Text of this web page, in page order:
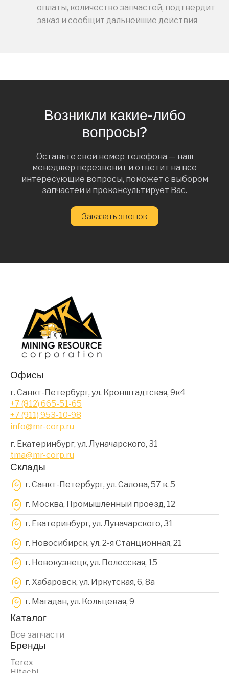
оплаты, количество запчастей, подтвердит
заказ и сообщит дальнейшие действия
Возникли какие-либо
вопросы?
Оставьте свой номер телефона — наш
менеджер перезвонит и ответит на все
интересующие вопросы, поможет с выбором
запчастей и проконсультирует Вас.
Заказать звонок
Офисы
г. Санкт-Петербург, ул. Кронштадтская, 9к4
+7 (812) 665-51-65
+7 (911) 953-10-98
info@mr-corp.ru
г. Екатеринбург, ул. Луначарского, 31
tma@mr-corp.ru
Склады
г. Санкт-Петербург, ул. Салова, 57 к. 5
г. Москва, Промышленный проезд, 12
г. Екатеринбург, ул. Луначарского, 31
г. Новосибирск, ул. 2-я Станционная, 21
г. Новокузнецк, ул. Полесская, 15
г. Хабаровск, ул. Иркутская, 6, 8a
г. Магадан, ул. Кольцевая, 9
Каталог
Все запчасти
Бренды
Terex